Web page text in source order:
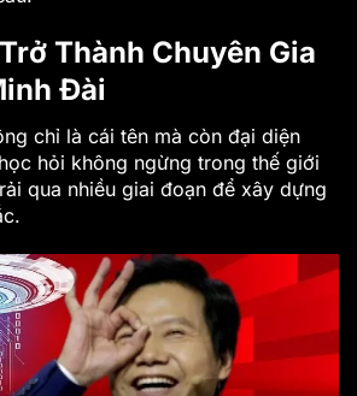
Thành Chuyên Gia
Đài
chỉ là cái tên mà còn đại diện
hỏi không ngừng trong thế giới
qua nhiều giai đoạn để xây dựng